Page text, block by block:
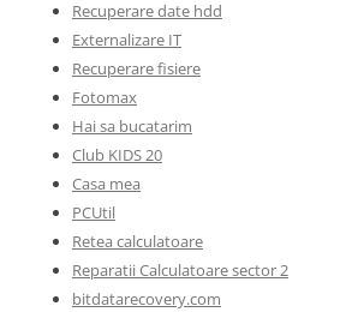
Recuperare date hdd
Externalizare IT
Recuperare fisiere
Fotomax
Hai sa bucatarim
Club KIDS 20
Casa mea
PCUtil
Retea calculatoare
Reparatii Calculatoare sector 2
bitdatarecovery.com